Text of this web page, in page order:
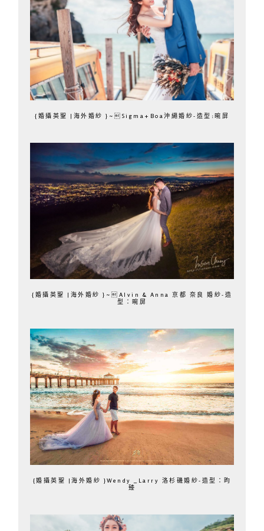
{婚攝英聖 |海外婚紗 }~Sigma+Boa沖繩婚紗-造型:晼屏
{婚攝英聖 |海外婚紗 }~Alvin & Anna 京都 奈良 婚紗-造
型：晼屏
{婚攝英聖 |海外婚紗 }Wendy _Larry 洛杉磯婚紗-造型：昀
臻